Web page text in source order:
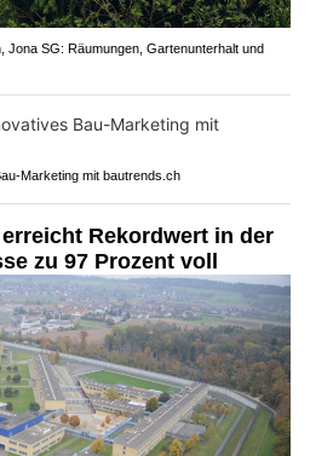
Jona SG: Räumungen, Gartenunterhalt und
Marketing mit bautrends.ch
Rekordwert in der
zu 97 Prozent voll